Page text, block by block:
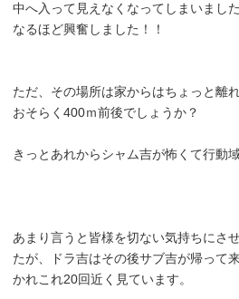
中へ入って見えなくなってしまいまし
なるほど興奮しました！！
ただ、その場所は家からはちょっと離
おそらく400ｍ前後でしょうか？
きっとあれからシャム吉が怖くて行動
あまり言うと皆様を切ない気持ちにさ
たが、ドラ吉はその後サブ吉が帰って
かれこれ20回近く見ています。